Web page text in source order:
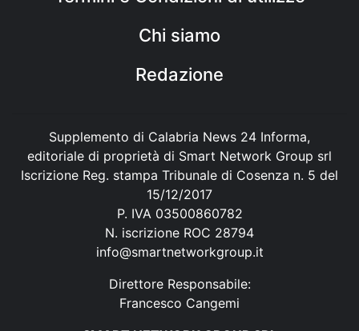
Chi siamo
Redazione
Supplemento di Calabria News 24 Informa,
editoriale di proprietà di Smart Network Group srl
Iscrizione Reg. stampa Tribunale di Cosenza n. 5 del
15/12/2017
P. IVA 03500860782
N. iscrizione ROC 28794
info@smartnetworkgroup.it
Direttore Responsabile:
Francesco Cangemi